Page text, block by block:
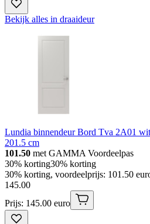
Bekijk alles in draaideur
Lundia binnendeur Bord Tva 2A01
201.5 cm
101.50 met GAMMA Voordeelpas
30% korting30% korting
30% korting, voordeelprijs: 101.50
145.00
Prijs: 145.00 euro